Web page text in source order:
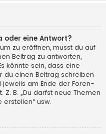
oder eine Antwort?
zu eröffnen, musst du auf
Beitrag zu antworten,
könnte sein, dass eine
du einen Beitrag schreiben
am Ende der Foren-
B. „Du darfst neue Themen
erstellen“ usw.